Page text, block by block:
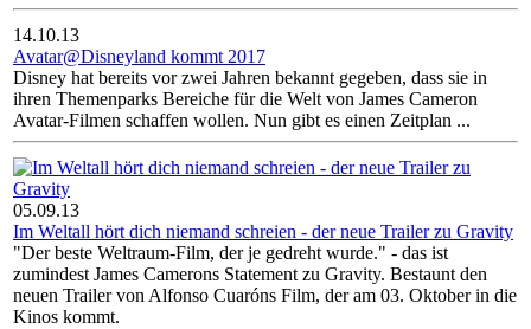
14.10.13
Avatar@Disneyland kommt 2017
Disney hat bereits vor zwei Jahren bekannt gegeben, dass sie in
ihren Themenparks Bereiche für die Welt von James Cameron
Avatar-Filmen schaffen wollen. Nun gibt es einen Zeitplan ...
05.09.13
Im Weltall hört dich niemand schreien - der neue Trailer zu Gravity
"Der beste Weltraum-Film, der je gedreht wurde." - das ist
zumindest James Camerons Statement zu Gravity. Bestaunt den
neuen Trailer von Alfonso Cuaróns Film, der am 03. Oktober in die
Kinos kommt.